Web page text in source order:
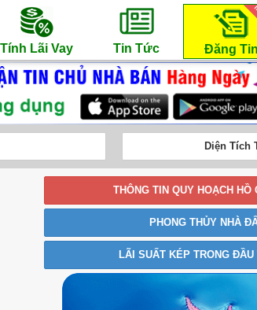
Tính Lãi Vay Tin Tức Đăng Tin
Diện Tích
THÔNG TIN QUY HOẠCH HỒ
PHONG THỦY NHÀ
LÃI SUẤT KÉP TRONG